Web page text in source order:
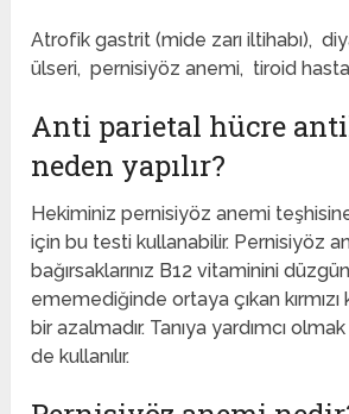
Atrofik gastrit (mide zarı iltihabı),
ülseri, pernisiyöz anemi, tiroid
Anti parietal hücre
neden yapılır?
Hekiminiz pernisiyöz anemi
için bu testi kullanabilir. Pernisiyöz
bağırsaklarınız B12 vitaminini
ememediğinde ortaya çıkan
bir azalmadır. Tanıya yardımcı
de kullanılır.